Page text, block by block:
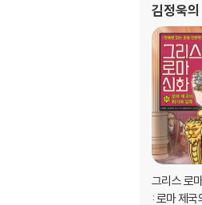
어린이 만
밀요원 레너
그림 최우빈
1997년에
화를 그리려
아라!〉 〈
정보 글 · 감
서울대학교
으로 활동
김정욱
그리스 로
: 로마 제국